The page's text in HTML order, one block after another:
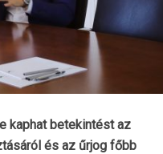
kaphat betekintést az
és az űrjog főbb